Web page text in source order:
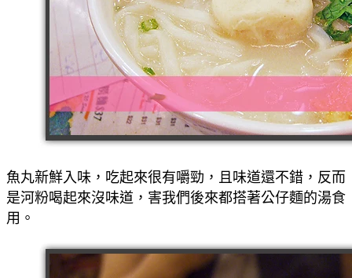
魚丸新鮮入味，吃起來很有嚼勁，且味道還不錯，反而
是河粉喝起來沒味道，害我們後來都搭著公仔麵的湯食
用。